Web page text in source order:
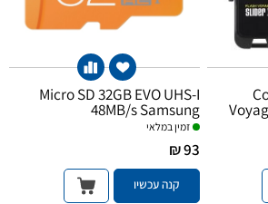
Micro SD 32GB EVO UHS-I
48MB/s Samsung
זמין במלאי
93 ₪
קנה עכשיו